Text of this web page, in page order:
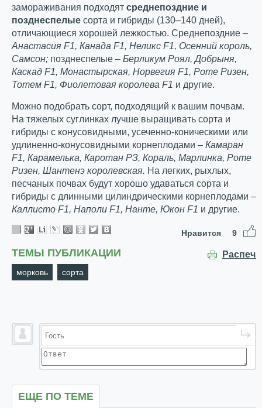
замораживания подходят среднепоздние и
позднеспелые сорта и гибриды (130–140 дней),
отличающиеся хорошей лежкостью. Среднепоздние –
Анастасия F1, Канада F1, Неликс F1, Осенний король,
Самсон; позднеспелые – Берликум Роял, Добрыня,
Каскад F1, Монастырская, Норвегия F1, Роте Ризен,
Тотем F1, Фиолетовая королева F1 и другие.
Можно подобрать сорт, подходящий к вашим почвам.
На тяжелых суглинках лучше выращивать сорта и
гибриды с конусовидными, усеченно-коническими или
удлиненно-конусовидными корнеплодами – Камаран
F1, Карамелька, Каротан РЗ, Кораль, Марлинка, Роте
Ризен, Шантенэ королевская. На легких, рыхлых,
песчаных почвах будут хорошо удаваться сорта и
гибриды с длинными цилиндрическими корнеплодами –
Каллисто F1, Наполи F1, Нанте, Юкон F1 и другие.
Нравится 9
ТЕМЫ ПУБЛИКАЦИИ
морковь сорта
ЕЩЕ ПО ТЕМЕ